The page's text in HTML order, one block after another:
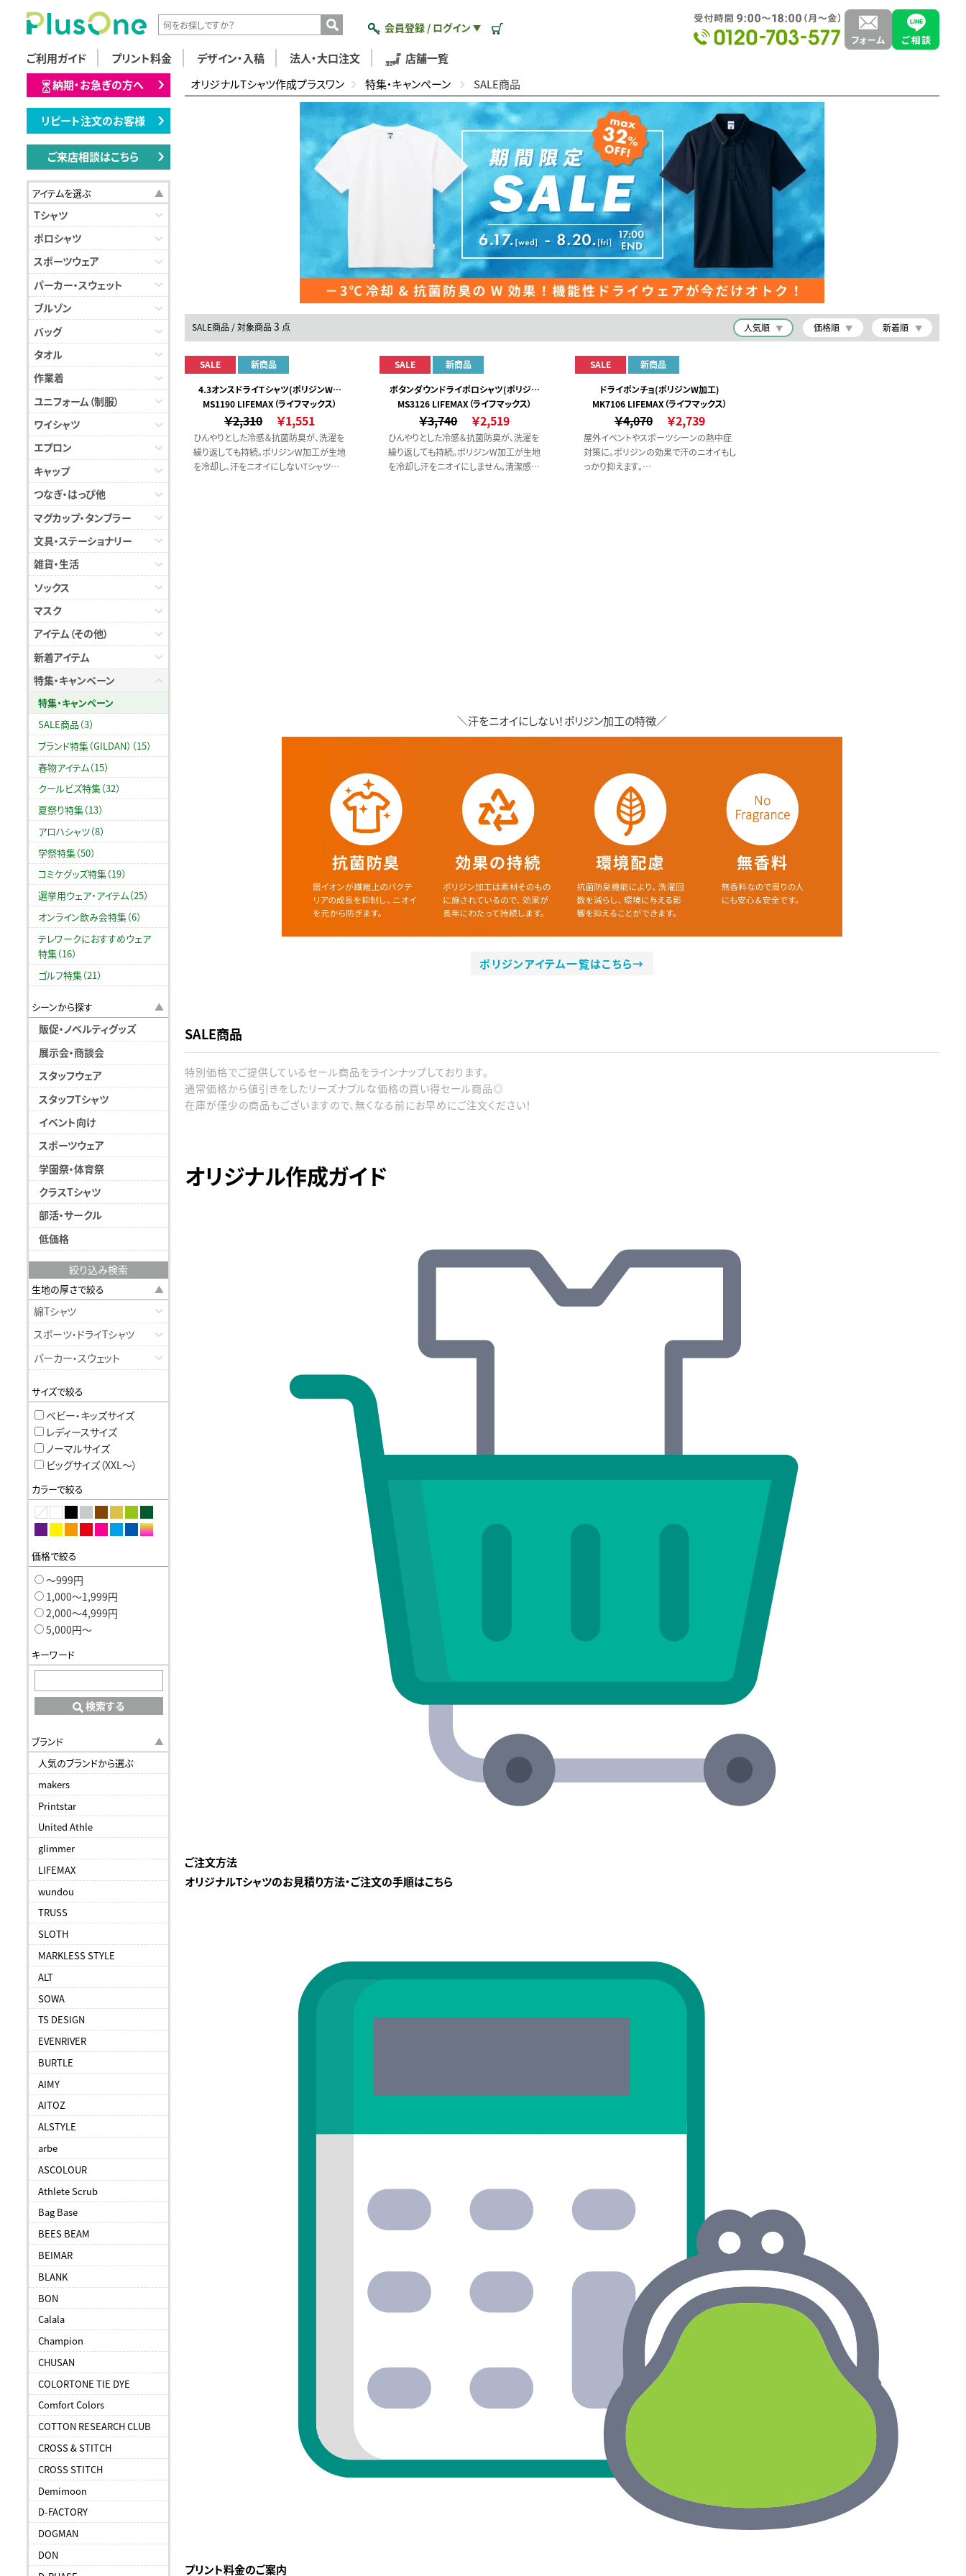
会員登録 / ログイン ▼
ご利用ガイド プリント料金 デザイン・入稿 法人・大口注文
店舗一覧
納期・お急ぎの方へ
リピート注文のお客様
ご来店相談はこちら
アイテムを選ぶ
Tシャツ
ポロシャツ
スポーツウェア
パーカー・スウェット
ブルゾン
バッグ
タオル
作業着
ユニフォーム（制服）
ワイシャツ
エプロン
キャップ
つなぎ・はっぴ他
マグカップ・タンブラー
文具・ステーショナリー
雑貨・生活
ソックス
マスク
アイテム（その他）
新着アイテム
特集・キャンペーン
特集・キャンペーン
SALE商品（3）
ブランド特集（GILDAN）（15）
春物アイテム（15）
クールビズ特集（32）
夏祭り特集（13）
アロハシャツ（8）
学祭特集（50）
コミケグッズ特集（19）
選挙用ウェア・アイテム（25）
オンライン飲み会特集（6）
テレワークにおすすめウェア
特集（16）
ゴルフ特集（21）
シーンから探す
販促・ノベルティグッズ
展示会・商談会
スタッフウェア
スタッフTシャツ
イベント向け
スポーツウェア
学園祭・体育祭
クラスTシャツ
部活・サークル
低価格
絞り込み検索
生地の厚さで絞る
綿Tシャツ
スポーツ・ドライTシャツ
パーカー・スウェット
サイズで絞る
ベビー・キッズサイズ
レディースサイズ
ノーマルサイズ
ビッグサイズ（XXL〜）
カラーで絞る
価格で絞る
〜999円
1,000〜1,999円
2,000〜4,999円
5,000円〜
キーワード
検索する
ブランド
人気のブランドから選ぶ
makers
Printstar
United Athle
glimmer
LIFEMAX
wundou
TRUSS
SLOTH
MARKLESS STYLE
ALT
SOWA
TS DESIGN
EVENRIVER
BURTLE
AIMY
AITOZ
ALSTYLE
arbe
ASCOLOUR
Athlete Scrub
Bag Base
BEES BEAM
BEIMAR
BLANK
BON
Calala
Champion
CHUSAN
COLORTONE TIE DYE
Comfort Colors
COTTON RESEARCH CLUB
CROSS & STITCH
CROSS STITCH
Demimoon
D-FACTORY
DOGMAN
DON
オリジナルTシャツ作成プラスワン 特集・キャンペーン SALE商品
SALE商品 / 対象商品 3 点 人気順 価格順 新着順
SALE 新商品
4.3オンスドライＴシャツ(ポリジンW加
工)
MS1190 LIFEMAX（ライフマックス）
￥2,310 ￥1,551
ひんやりとした冷感＆抗菌防臭が、洗濯を
繰り返しても持続。ポリジンW加工が生地
を冷却し、汗をニオイにしないTシャツで
SALE 新商品
ボタンダウンドライポロシャツ(ポリジン
W加工)
MS3126 LIFEMAX（ライフマックス）
￥3,740 ￥2,519
ひんやりとした冷感＆抗菌防臭が、洗濯を
繰り返しても持続。ポリジンW加工が生地
を冷却し汗をニオイにしません。清潔感と
SALE 新商品
ドライポンチョ(ポリジンW加工)
MK7106 LIFEMAX（ライフマックス）
￥4,070 ￥2,739
屋外イベントやスポーツシーンの熱中症
対策に。ポリジンの効果で汗のニオイもし
っかり抑えます。
＼汗をニオイにしない！ポリジン加工の特徴／
ポリジンアイテム一覧はこちら→
SALE商品
特別価格でご提供しているセール商品をラインナップしております。
通常価格から値引きをしたリーズナブルな価格の買い得セール商品◎
在庫が僅少の商品もございますので、無くなる前にお早めにご注文ください！
オリジナル作成ガイド
ご注文方法
オリジナルTシャツのお見積り方法・ご注文の手順はこちら
プリント料金のご案内